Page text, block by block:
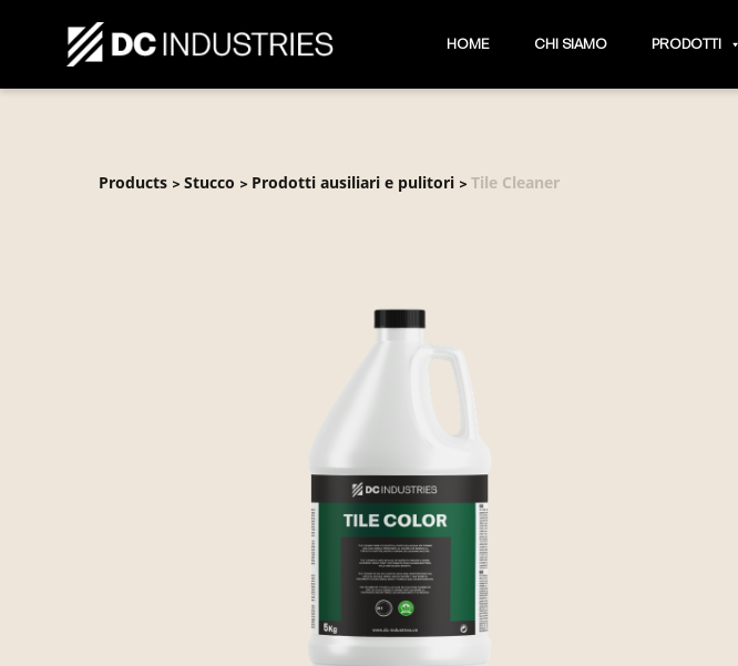
HOME CHI SIAMO PRODOTTI
Products > Stucco > Prodotti ausiliari e pulitori > Tile Cleaner